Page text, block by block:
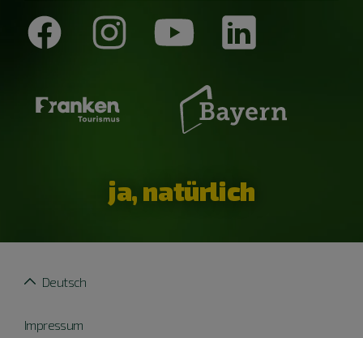
ja, natürlich
Impressum
Deutsch